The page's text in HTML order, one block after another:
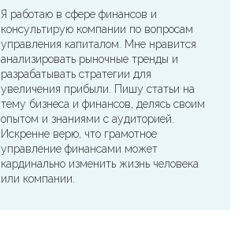
Я работаю в сфере финансов и
консультирую компании по вопросам
управления капиталом. Мне нравится
анализировать рыночные тренды и
разрабатывать стратегии для
увеличения прибыли. Пишу статьи на
тему бизнеса и финансов, делясь своим
опытом и знаниями с аудиторией.
Искренне верю, что грамотное
управление финансами может
кардинально изменить жизнь человека
или компании.